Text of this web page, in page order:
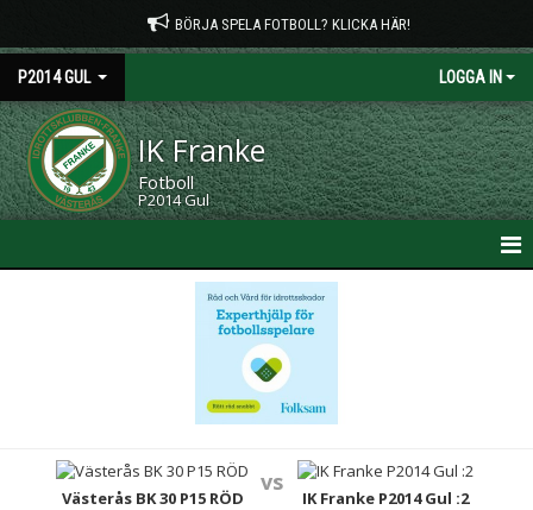
BÖRJA SPELA FOTBOLL? KLICKA HÄR!
P2014 GUL LOGGA IN
IK Franke
Fotboll
P2014 Gul
TRUPPENVästerås BK 30 P15 RÖD
vs
IK Franke P2014 Gul :2